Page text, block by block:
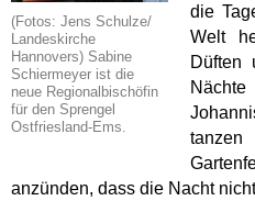
(Fotos: Jens Schulze/
Landeskirche
Hannovers) Sabine
Schiermeyer ist die
neue Regionalbischöfin
für den Sprengel
Ostfriesland-Ems.
die
Welt
Düften
anzünden, dass die Nacht